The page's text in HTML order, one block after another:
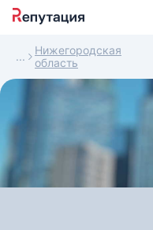
Нижегородская
область